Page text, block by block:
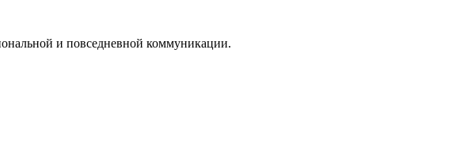
и повседневной коммуникации.